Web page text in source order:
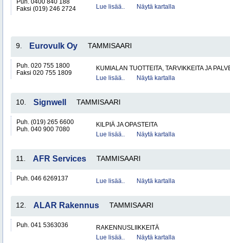
Puh. 0400 840 188
Faksi (019) 246 2724
Lue lisää..
Näytä kartalla
9. Eurovulk Oy TAMMISAARI
Puh. 020 755 1800
Faksi 020 755 1809
KUMIALAN TUOTTEITA, TARVIKKEITA JA
Lue lisää..
Näytä kartalla
10. Signwell TAMMISAARI
Puh. (019) 265 6600
Puh. 040 900 7080
KILPIÄ JA OPASTEITA
Lue lisää..
Näytä kartalla
11. AFR Services TAMMISAARI
Puh. 046 6269137 Lue lisää.. Näytä kartalla
12. ALAR Rakennus TAMMISAARI
Puh. 041 5363036
RAKENNUSLIIKKEITÄ
Lue lisää..
Näytä kartalla